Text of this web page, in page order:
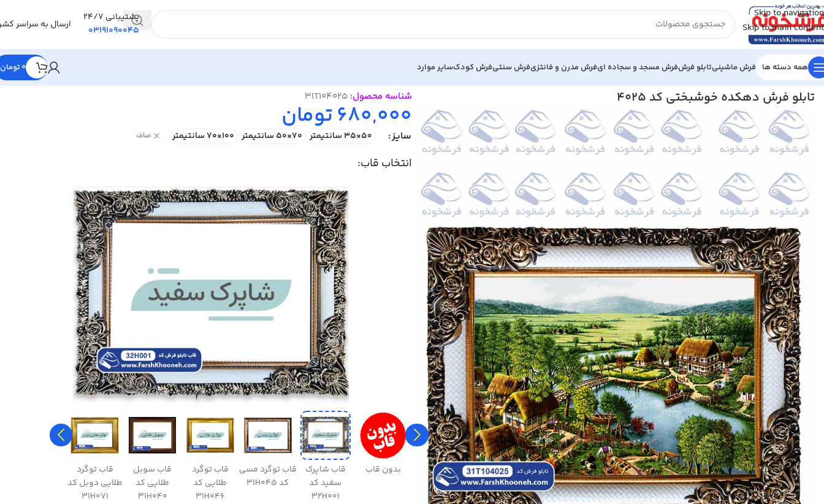
Skip to navigation
Skip to main content
پشتیبانی 24/7
03191090045
ارسال به سراسر
همه دسته ها فرش ماشینیتابلو فرشفرش مسجد و سجاده ایفرش مدرن و فانتزیفرش سنتیفرش کودکسایر موارد 0 تومان
خانه/تابلو فرش
تابلو فرش دهکده خوشبختی کد 4025 شناسه محصول: 31T104025
680,000تومان
سایز 50×35 سانتیمتر 70×50 سانتیمتر 100×70 سانتیمتر صاف
انتخاب قاب:
بدون قاب
قاب شاپرک
سفید کد
32H001
قاب توگرد مسی
کد 31H045
قاب توگرد
طلایی کد
31H046
قاب سوبل
طلایی کد
31H040
قاب توگرد
طلایی دوبل کد
31H071